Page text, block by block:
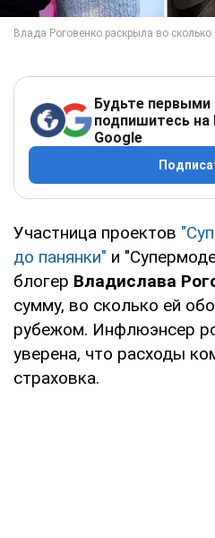
Будьте первыми
подпишитесь на
Google
Участница проектов
до панянки" и
блогер Владислава
сумму, во сколько ей
рубежом. Инфлюэнсер
уверена, что расходы
страховка.